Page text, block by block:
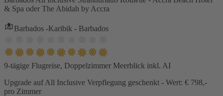
& Spa oder The Abidah by Accra
Barbados -Karibik - Barbados
9-tägige Flugreise, Doppelzimmer Meerblick inkl. AI
Upgrade auf All Inclusive Verpflegung geschenkt - Wert: € 798,-
pro Zimmer